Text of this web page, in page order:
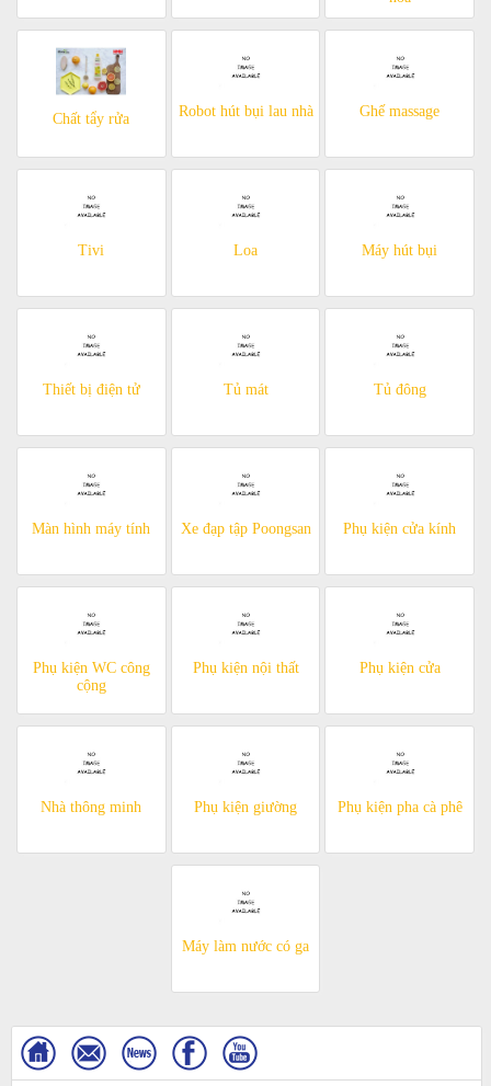
Chất tẩy rửa Robot hút bụi lau nhà Ghế massage
Tivi Loa Máy hút bụi
Thiết bị điện tử Tủ mát Tủ đông
Màn hình máy tính Xe đạp tập Poongsan Phụ kiện cửa kính
Phụ kiện WC công
cộng
Phụ kiện nội thất Phụ kiện cửa
Nhà thông minh Phụ kiện giường Phụ kiện pha cà phê
Máy làm nước có ga